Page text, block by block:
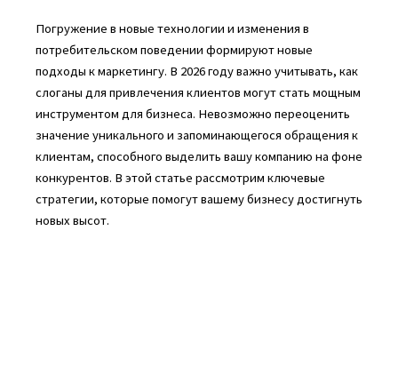
Погружение в новые технологии и изменения в
потребительском поведении формируют новые
подходы к маркетингу. В 2026 году важно учитывать, как
слоганы для привлечения клиентов могут стать мощным
инструментом для бизнеса. Невозможно переоценить
значение уникального и запоминающегося обращения к
клиентам, способного выделить вашу компанию на фоне
конкурентов. В этой статье рассмотрим ключевые
стратегии, которые помогут вашему бизнесу достигнуть
новых высот.